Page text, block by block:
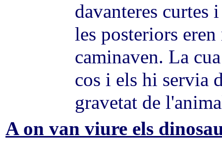
davanteres curtes
les posteriors
caminaven. La
cos i els hi servia
gravetat de
A on van viure els